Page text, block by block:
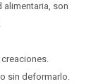
son
sin deformarlo.